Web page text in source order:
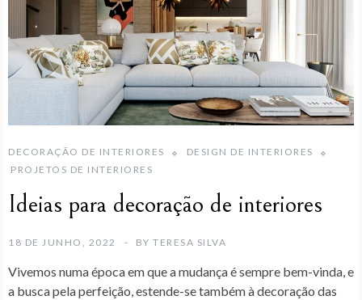
DECORAÇÃO DE INTERIORES
DESIGN DE INTERIORES
PROJETOS DE INTERIORES
Ideias para decoração de interiores
18 DE JUNHO, 2022 BY TERESA SILVA
Vivemos numa época em que a mudança é sempre bem-vinda, e
a busca pela perfeição, estende-se também à decoração das